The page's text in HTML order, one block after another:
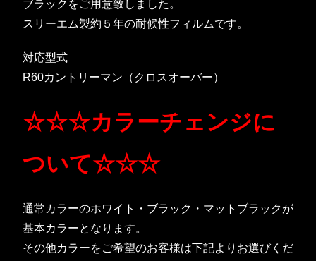
ブラックをご用意致しました。
スリーエム製約５年の耐候性フィルムです。
対応型式
R60カントリーマン（クロスオーバー）
☆☆☆カラーチェンジに
ついて☆☆☆
通常カラーのホワイト・ブラック・マットブラックが
基本カラーとなります。
その他カラーをご希望のお客様は下記よりお選びくだ